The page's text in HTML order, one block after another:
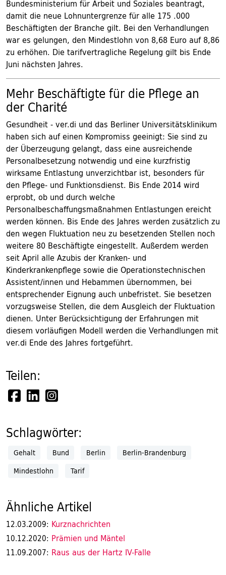
Bundesministerium für Arbeit und Soziales beantragt,
damit die neue Lohnuntergrenze für alle 175 .000
Beschäftigten der Branche gilt. Bei den Verhandlungen
war es gelungen, den Mindestlohn von 8,68 Euro auf 8,86
zu erhöhen. Die tarifvertragliche Regelung gilt bis Ende
Juni nächsten Jahres.
Mehr Beschäftigte für die Pflege an
der Charité
Gesundheit - ver.di und das Berliner Universitätsklinikum
haben sich auf einen Kompromiss geeinigt: Sie sind zu
der Überzeugung gelangt, dass eine ausreichende
Personalbesetzung notwendig und eine kurzfristig
wirksame Entlastung unverzichtbar ist, besonders für
den Pflege- und Funktionsdienst. Bis Ende 2014 wird
erprobt, ob und durch welche
Personalbeschaffungsmaßnahmen Entlastungen ereicht
werden können. Bis Ende des Jahres werden zusätzlich zu
den wegen Fluktuation neu zu besetzenden Stellen noch
weitere 80 Beschäftigte eingestellt. Außerdem werden
seit April alle Azubis der Kranken- und
Kinderkrankenpflege sowie die Operationstechnischen
Assistent/innen und Hebammen übernommen, bei
entsprechender Eignung auch unbefristet. Sie besetzen
vorzugsweise Stellen, die dem Ausgleich der Fluktuation
dienen. Unter Berücksichtigung der Erfahrungen mit
diesem vorläufigen Modell werden die Verhandlungen mit
ver.di Ende des Jahres fortgeführt.
Teilen:
Schlagwörter:
Gehalt Bund Berlin
Berlin-Brandenburg
Mindestlohn
Tarif
Ähnliche Artikel
12.03.2009: Kurznachrichten
10.12.2020: Prämien und Mäntel
11.09.2007: Raus aus der Hartz IV-Falle